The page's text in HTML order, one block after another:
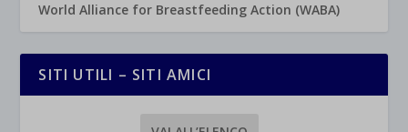
World Alliance for Breastfeeding Action (WABA)
SITI UTILI – SITI AMICI